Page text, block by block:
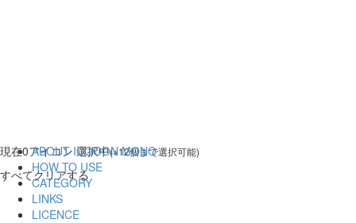
現在0アイコン 選択中(※12個まで選択可能)
すべてクリアする
ABOUT ICOOON MONO
HOW TO USE
CATEGORY
LINKS
LICENCE